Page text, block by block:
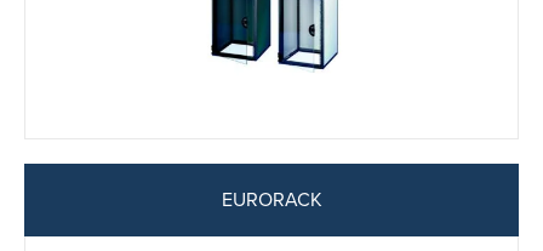
EURORACK